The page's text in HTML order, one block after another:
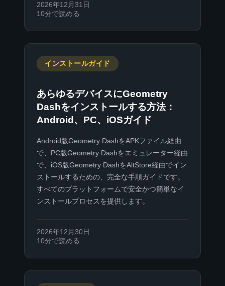
2026年12月31日
10分で読める
インストールガイド
あらゆるデバイスにGeometry
Dashをインストールする方法：
Android、PC、iOSガイド
Android版Geometry DashをAPKファイル経由
で、PC版Geometry Dashをエミュレーター経由
で、iOS版Geometry DashをAltStore経由でイン
ストールするための、完全な手順ガイドです。
すべてのプラットフォームで安全かつ簡単なイ
ンストールプロセスを提供します。
2026年12月30日
10分で読める